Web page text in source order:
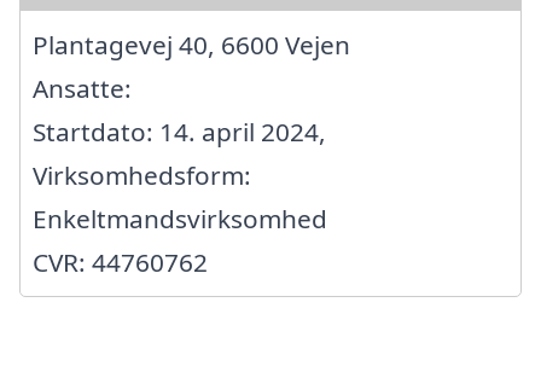
Plantagevej 40, 6600 Vejen
Ansatte:
Startdato: 14. april 2024,
Virksomhedsform:
Enkeltmandsvirksomhed
CVR: 44760762